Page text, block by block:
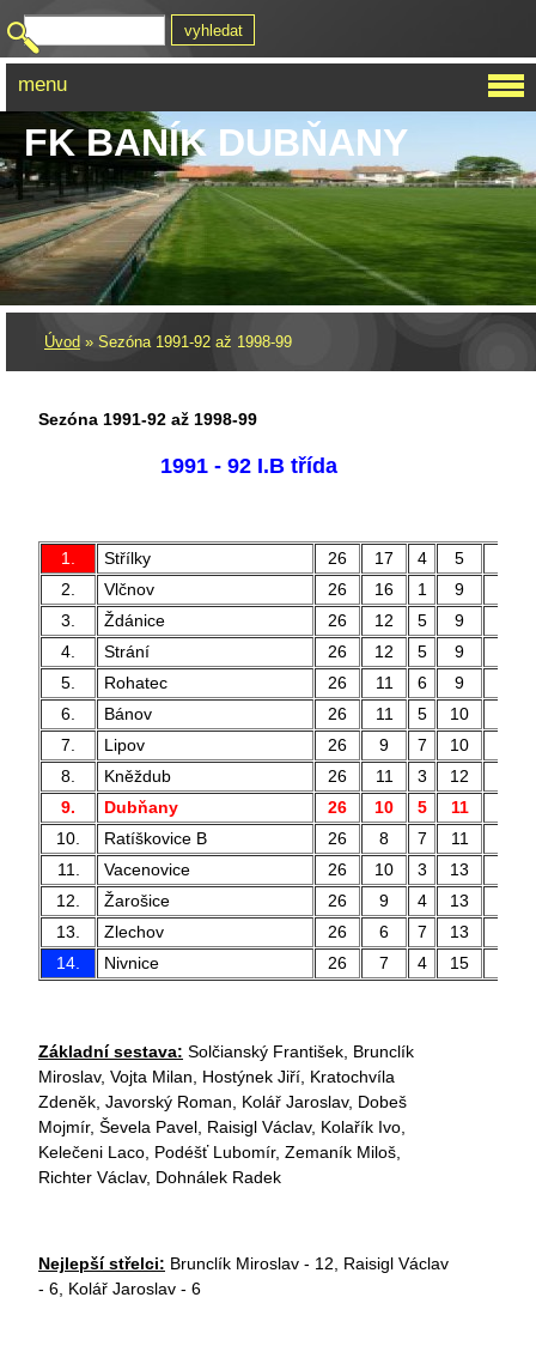
FK BANÍK DUBŇANY
Úvod » Sezóna 1991-92 až 1998-99
Sezóna 1991-92 až 1998-99
1991 - 92 I.B třída
1. Střílky 26 17 4 5
2.
Vlčnov 26 16 1 9
3.
Ždánice 26 12 5 9
4.
Strání 26 12 5 9
5.
Rohatec 26 11 6 9
6.
Bánov 26 11 5 10
7.
Lipov 26 9 7 10
8.
Kněždub 26 11 3 12
9.
Dubňany 26 10 5 11
10.
Ratíškovice B 26 8 7 11
11.
Vacenovice 26 10 3 13
12.
Žarošice 26 9 4 13
13.
Zlechov 26 6 7 13
14.
Nivnice 26 7 4 15
Základní sestava: Solčianský František, Brunclík
Miroslav, Vojta Milan, Hostýnek Jiří, Kratochvíla
Zdeněk, Javorský Roman, Kolář Jaroslav, Dobeš
Mojmír, Ševela Pavel, Raisigl Václav, Kolařík Ivo,
Kelečeni Laco, Podéšť Lubomír, Zemaník Miloš,
Richter Václav, Dohnálek Radek
Nejlepší střelci: Brunclík Miroslav - 12, Raisigl Václav
- 6, Kolář Jaroslav - 6
menu